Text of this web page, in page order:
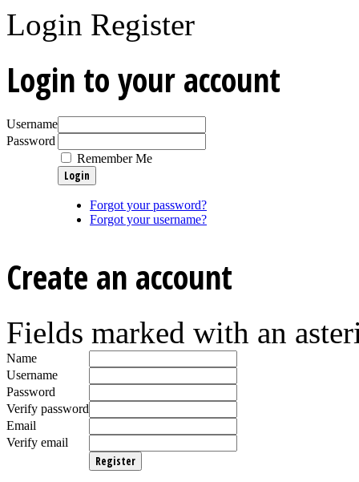
Login Register
Login to your account
Username
Password
Remember Me
Forgot your password?
Forgot your username?
Create an account
Fields marked with an
Name
Username
Password
Verify password
Email
Verify email
Register